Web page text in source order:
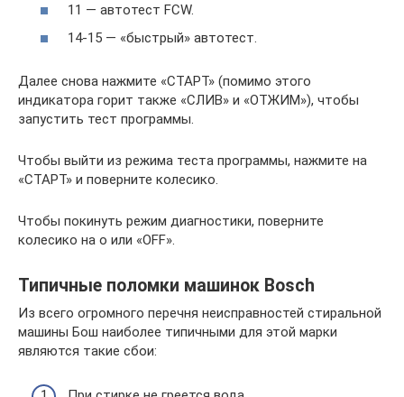
11 — автотест FCW.
14-15 — «быстрый» автотест.
Далее снова нажмите «СТАРТ» (помимо этого
индикатора горит также «СЛИВ» и «ОТЖИМ»), чтобы
запустить тест программы.
Чтобы выйти из режима теста программы, нажмите на
«СТАРТ» и поверните колесико.
Чтобы покинуть режим диагностики, поверните
колесико на о или «OFF».
Типичные поломки машинок Bosch
Из всего огромного перечня неисправностей стиральной
машины Бош наиболее типичными для этой марки
являются такие сбои: